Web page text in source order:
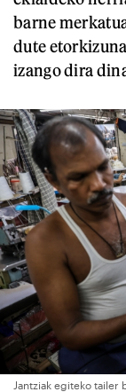
barne
dute
izango dira
Jantziak egiteko tailer